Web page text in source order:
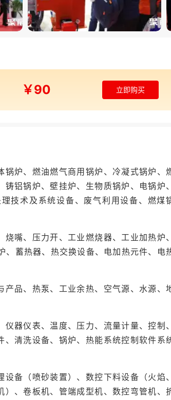
￥90 立即购买
炉、燃油燃气商用锅炉、冷凝式锅炉、
铝锅炉、壁挂炉、生物质锅炉、电锅炉、
技术及系统设备、废气利用设备、燃煤
嘴、压力开、工业燃烧器、工业加热炉、
蓄热器、热交换设备、电加热元件、电
产品、热泵、工业余热、空气源、水源、
器仪表、温度、压力、流量计量、控制、
清洗设备、锅炉、热能系统控制软件系
备（喷砂装置）、数控下料设备（火焰、
、卷板机、管端成型机、数控弯管机、